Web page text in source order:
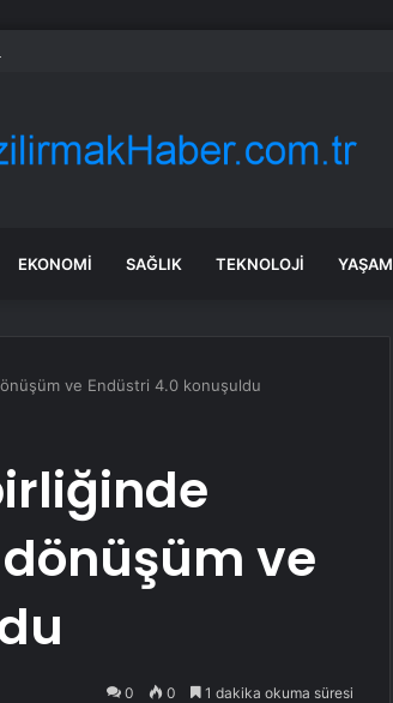
ölü bulundu
EKONOMI SAĞLIK TEKNOLOJI YAŞAM
ve Endüstri 4.0 konuşuldu
ve
0 0 1 dakika okuma süresi